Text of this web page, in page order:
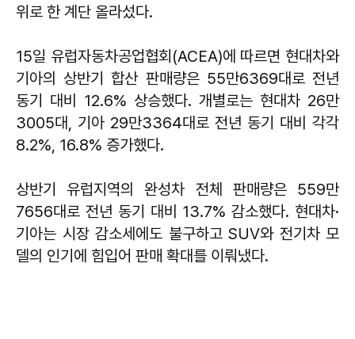
위로 한 계단 올라섰다.
15일 유럽자동차공업협회(ACEA)에 따르면 현대차와
기아의 상반기 합산 판매량은 55만6369대로 전년
동기 대비 12.6% 상승했다. 개별로는 현대차 26만
3005대, 기아 29만3364대로 전년 동기 대비 각각
8.2%, 16.8% 증가했다.
상반기 유럽지역의 완성차 전체 판매량은 559만
7656대로 전년 동기 대비 13.7% 감소했다. 현대차·
기아는 시장 감소세에도 불구하고 SUV와 전기차 모
델의 인기에 힘입어 판매 확대를 이뤄냈다.